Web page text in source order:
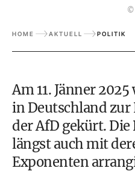
©
HOME AKTUELL POLITIK
Am 11. Jänner
in Deutschland
der AfD gekürt.
längst auch mit
Exponenten